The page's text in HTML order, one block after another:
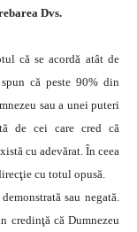
Dvs.
că se acordă atât de
că peste 90% din
sau a unei puteri
de cei care cred că
cu adevărat. În ceea
cu totul opusă.
sau negată.
credinţă că Dumnezeu